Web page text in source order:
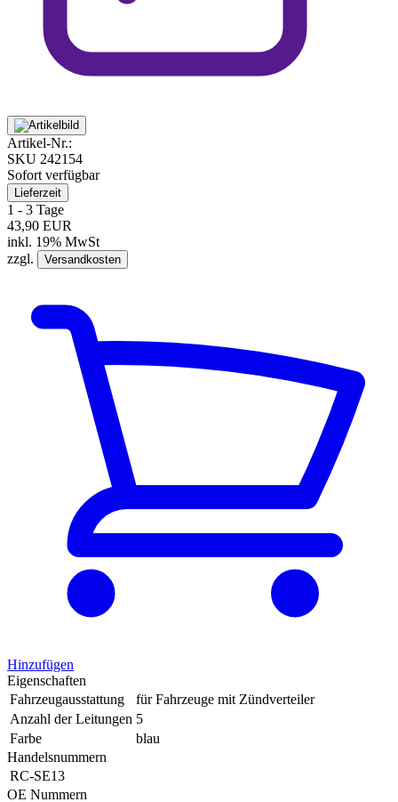
Artikel-Nr.:
SKU 242154
Sofort verfügbar
Lieferzeit
1 - 3 Tage
43,90 EUR
inkl. 19% MwSt
zzgl.
Versandkosten
Hinzufügen
Eigenschaften
Fahrzeugausstattung
für Fahrzeuge mit Zündverteiler
Anzahl der Leitungen 5
Farbe
blau
Handelsnummern
RC-SE13
OE Nummern